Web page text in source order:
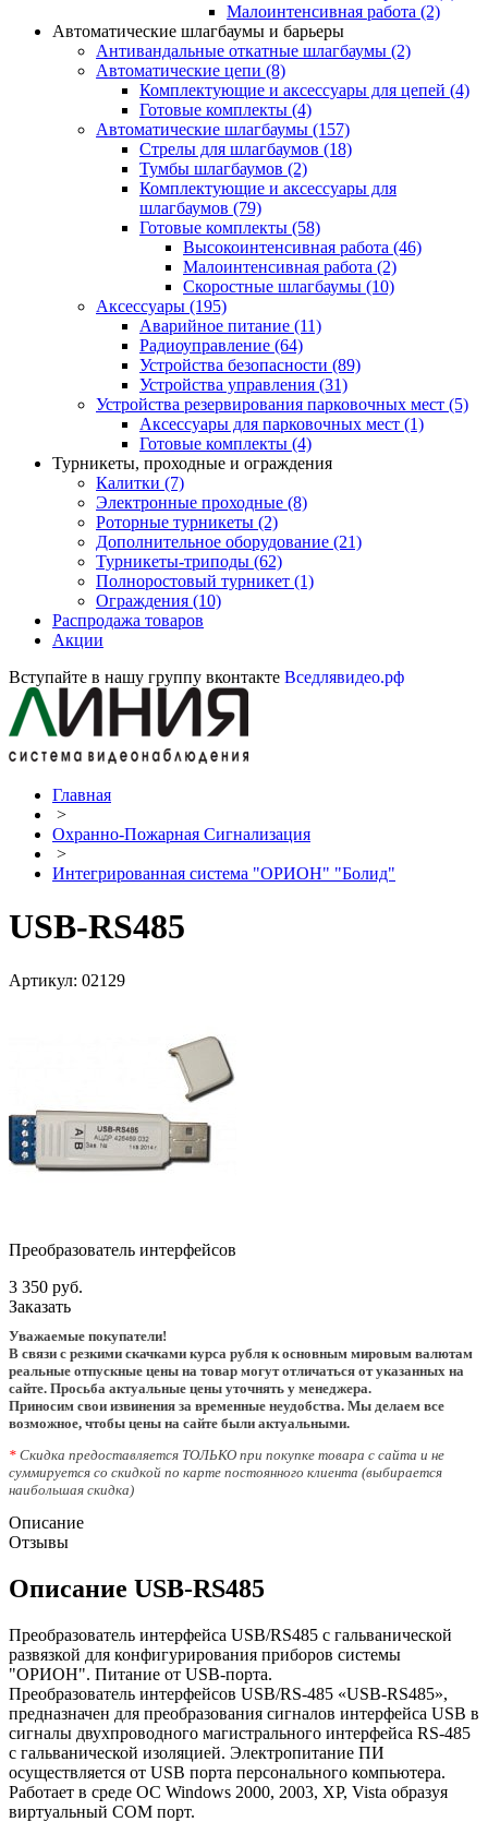
Малоинтенсивная работа (2)
Автоматические шлагбаумы и барьеры
Антивандальные откатные шлагбаумы (2)
Автоматические цепи (8)
Комплектующие и аксессуары для цепей (4)
Готовые комплекты (4)
Автоматические шлагбаумы (157)
Стрелы для шлагбаумов (18)
Тумбы шлагбаумов (2)
Комплектующие и аксессуары для
шлагбаумов (79)
Готовые комплекты (58)
Высокоинтенсивная работа (46)
Малоинтенсивная работа (2)
Скоростные шлагбаумы (10)
Аксессуары (195)
Аварийное питание (11)
Радиоуправление (64)
Устройства безопасности (89)
Устройства управления (31)
Устройства резервирования парковочных мест (5)
Аксессуары для парковочных мест (1)
Готовые комплекты (4)
Турникеты, проходные и ограждения
Калитки (7)
Электронные проходные (8)
Роторные турникеты (2)
Дополнительное оборудование (21)
Турникеты-триподы (62)
Полноростовый турникет (1)
Ограждения (10)
Распродажа товаров
Акции
Вступайте в нашу группу вконтакте Вседлявидео.рф
Главная
>
Охранно-Пожарная Сигнализация
>
Интегрированная система "ОРИОН" "Болид"
USB-RS485
Артикул: 02129
Преобразователь интерфейсов
3 350 руб.
Заказать
Уважаемые покупатели!
В связи с резкими скачками курса рубля к основным мировым валютам
реальные отпускные цены на товар могут отличаться от указанных на
сайте. Просьба актуальные цены уточнять у менеджера.
Приносим свои извинения за временные неудобства. Мы делаем все
возможное, чтобы цены на сайте были актуальными.
* Скидка предоставляется ТОЛЬКО при покупке товара с сайта и не
суммируется со скидкой по карте постоянного клиента (выбирается
наибольшая скидка)
Описание
Отзывы
Описание USB-RS485
Преобразователь интерфейса USB/RS485 с гальванической
развязкой для конфигурирования приборов системы
"ОРИОН". Питание от USB-порта.
Преобразователь интерфейсов USB/RS-485 «USB-RS485»,
предназначен для преобразования сигналов интерфейса USB в
сигналы двухпроводного магистрального интерфейса RS-485
с гальванической изоляцией. Электропитание ПИ
осуществляется от USB порта персонального компьютера.
Работает в среде ОС Windows 2000, 2003, XP, Vista образуя
виртуальный COM порт.